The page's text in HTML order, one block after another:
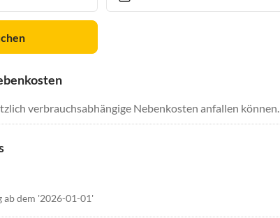
verbrauchsabhängige Nebenkosten anfallen können.
ab dem '2026-01-01'